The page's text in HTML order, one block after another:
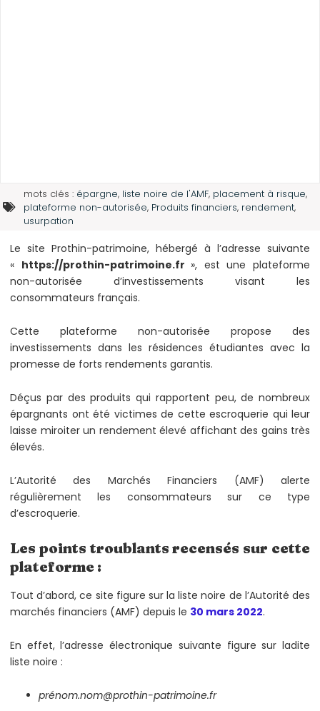
mots clés : épargne, liste noire de l'AMF, placement à risque,
plateforme non-autorisée, Produits financiers, rendement,
usurpation
Le site Prothin-patrimoine, hébergé à l’adresse suivante
« https://prothin-patrimoine.fr », est une plateforme
non-autorisée d’investissements visant les
consommateurs français.
Cette plateforme non-autorisée propose des
investissements dans les résidences étudiantes avec la
promesse de forts rendements garantis.
Déçus par des produits qui rapportent peu, de nombreux
épargnants ont été victimes de cette escroquerie qui leur
laisse miroiter un rendement élevé affichant des gains très
élevés.
L’Autorité des Marchés Financiers (AMF) alerte
régulièrement les consommateurs sur ce type
d’escroquerie.
Les points troublants recensés sur cette
plateforme :
Tout d’abord, ce site figure sur la liste noire de l’Autorité des
marchés financiers (AMF) depuis le 30 mars 2022.
En effet, l’adresse électronique suivante figure sur ladite
liste noire :
prénom.nom@prothin-patrimoine.fr